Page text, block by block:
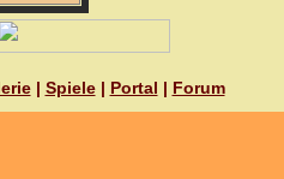
| Spiele| Portal | Forum